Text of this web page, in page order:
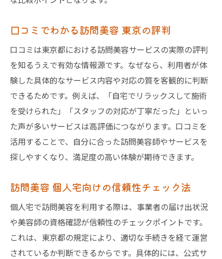
口コミでわかる訪問美容 東京の評判
口コミは東京都における訪問美容サービスの実際の評判
を知るうえで有効な情報源です。なぜなら、利用者が体
験した具体的なサービス内容や対応の質を客観的に判断
できるためです。例えば、「自宅でリラックスして施術
を受けられた」「スタッフの対応が丁寧だった」といっ
た声が多いサービスは高評価につながります。口コミを
活用することで、自分に合った訪問美容師やサービスを
探しやすくなり、満足度の高い体験が期待できます。
訪問美容 個人宅向けの信頼性チェック法
個人宅で訪問美容を利用する際は、事業者の届け出状況
や美容師の資格確認が信頼性のチェックポイントです。
これは、東京都の規定により、適切な手続きを経て運営
されているか判断できるからです。具体的には、公式サ